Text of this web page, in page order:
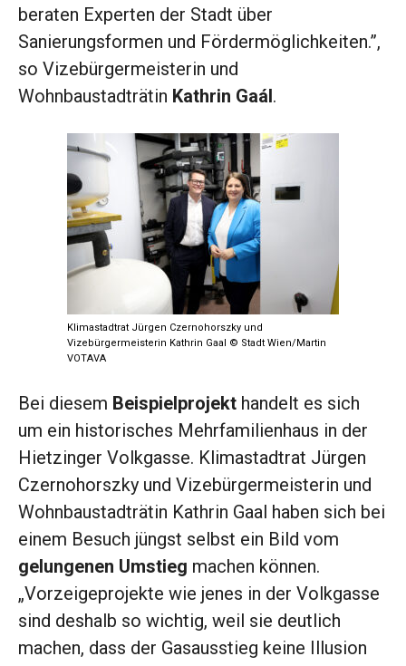
beraten Experten der Stadt über
Sanierungsformen und Fördermöglichkeiten.”,
so Vizebürgermeisterin und
Wohnbaustadträtin Kathrin Gaál.
Klimastadtrat Jürgen Czernohorszky und
Vizebürgermeisterin Kathrin Gaal © Stadt Wien/Martin
VOTAVA
Bei diesem Beispielprojekt handelt es sich
um ein historisches Mehrfamilienhaus in der
Hietzinger Volkgasse. Klimastadtrat Jürgen
Czernohorszky und Vizebürgermeisterin und
Wohnbaustadträtin Kathrin Gaal haben sich bei
einem Besuch jüngst selbst ein Bild vom
gelungenen Umstieg machen können.
„Vorzeigeprojekte wie jenes in der Volkgasse
sind deshalb so wichtig, weil sie deutlich
machen, dass der Gasausstieg keine Illusion